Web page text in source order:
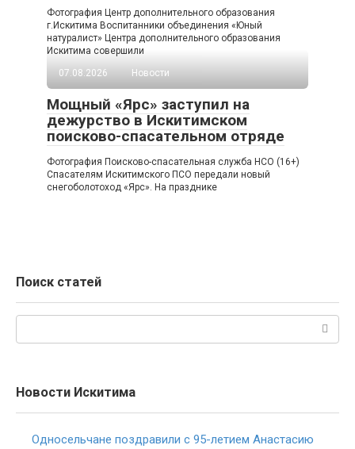
Фотография Центр дополнительного образования
г.Искитима Воспитанники объединения «Юный
натуралист» Центра дополнительного образования
Искитима совершили
07.08.2026
Новости
Мощный «Ярс» заступил на
дежурство в Искитимском
поисково-спасательном отряде
Фотография Поисково-спасательная служба НСО (16+)
Спасателям Искитимского ПСО передали новый
снегоболотоход «Ярс». На празднике
Поиск статей
Новости Искитима
Односельчане поздравили с 95-летием Анастасию